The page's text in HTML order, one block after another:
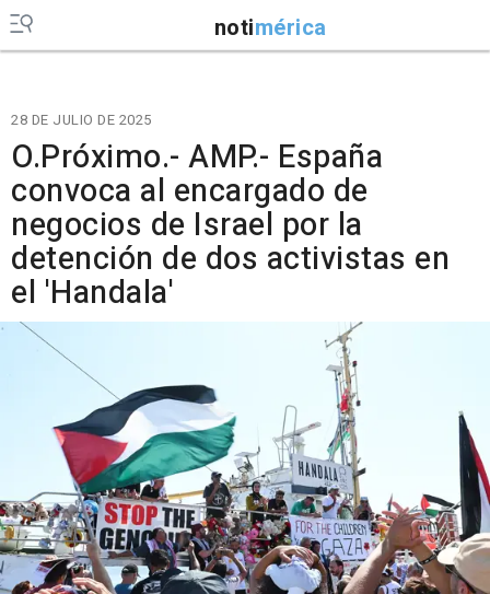
notimérica
28 DE JULIO DE 2025
O.Próximo.- AMP.- España
convoca al encargado de
negocios de Israel por la
detención de dos activistas en
el 'Handala'